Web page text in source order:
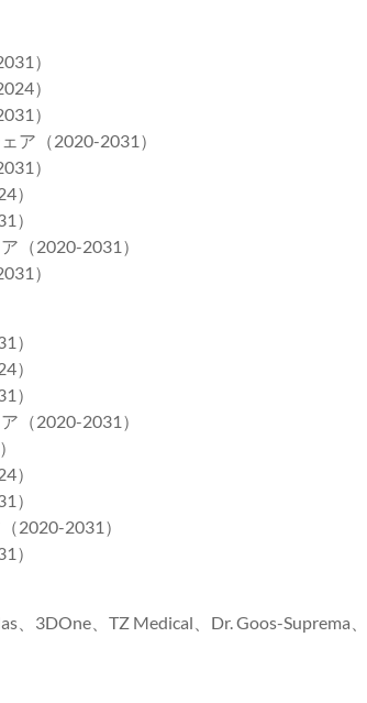
）
）
）
ア（2020-2031）
）
）
）
（2020-2031）
）
）
）
）
（2020-2031）
）
）
2020-2031）
）
3DOne、TZ Medical、Dr. Goos-Suprema、